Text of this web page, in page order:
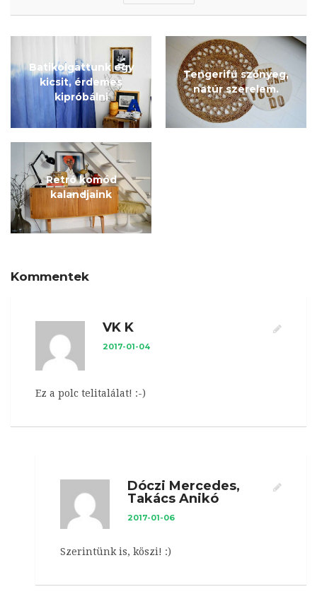
Batikolgattunk egy
kicsit, érdemes
kipróbálni
Tengerifű szőnyeg,
natúr szerelem.
Retró komód
kalandjaink
Kommentek
VK K
2017-01-04
Ez a polc telitalálat! :-)
Dóczi Mercedes,
Takács Anikó
2017-01-06
Szerintünk is, köszi! :)